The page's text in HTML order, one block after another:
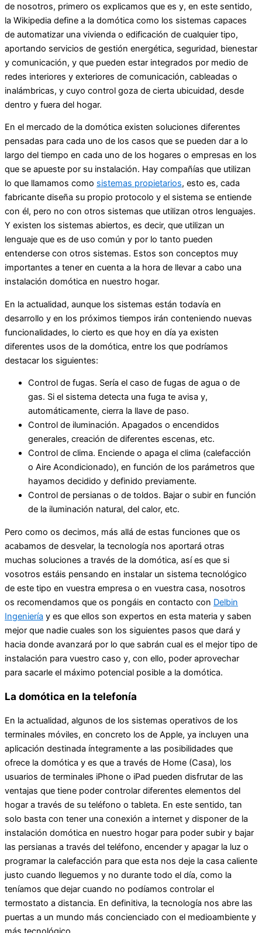
de nosotros, primero os explicamos que es y, en este sentido,
la Wikipedia define a la domótica como los sistemas capaces
de automatizar una vivienda o edificación de cualquier tipo,
aportando servicios de gestión energética, seguridad, bienestar
y comunicación, y que pueden estar integrados por medio de
redes interiores y exteriores de comunicación, cableadas o
inalámbricas, y cuyo control goza de cierta ubicuidad, desde
dentro y fuera del hogar.
En el mercado de la domótica existen soluciones diferentes
pensadas para cada uno de los casos que se pueden dar a lo
largo del tiempo en cada uno de los hogares o empresas en los
que se apueste por su instalación. Hay compañías que utilizan
lo que llamamos como sistemas propietarios, esto es, cada
fabricante diseña su propio protocolo y el sistema se entiende
con él, pero no con otros sistemas que utilizan otros lenguajes.
Y existen los sistemas abiertos, es decir, que utilizan un
lenguaje que es de uso común y por lo tanto pueden
entenderse con otros sistemas. Estos son conceptos muy
importantes a tener en cuenta a la hora de llevar a cabo una
instalación domótica en nuestro hogar.
En la actualidad, aunque los sistemas están todavía en
desarrollo y en los próximos tiempos irán conteniendo nuevas
funcionalidades, lo cierto es que hoy en día ya existen
diferentes usos de la domótica, entre los que podríamos
destacar los siguientes:
Control de fugas. Sería el caso de fugas de agua o de
gas. Si el sistema detecta una fuga te avisa y,
automáticamente, cierra la llave de paso.
Control de iluminación. Apagados o encendidos
generales, creación de diferentes escenas, etc.
Control de clima. Enciende o apaga el clima (calefacción
o Aire Acondicionado), en función de los parámetros que
hayamos decidido y definido previamente.
Control de persianas o de toldos. Bajar o subir en función
de la iluminación natural, del calor, etc.
Pero como os decimos, más allá de estas funciones que os
acabamos de desvelar, la tecnología nos aportará otras
muchas soluciones a través de la domótica, así es que si
vosotros estáis pensando en instalar un sistema tecnológico
de este tipo en vuestra empresa o en vuestra casa, nosotros
os recomendamos que os pongáis en contacto con Delbin
Ingeniería y es que ellos son expertos en esta materia y saben
mejor que nadie cuales son los siguientes pasos que dará y
hacia donde avanzará por lo que sabrán cual es el mejor tipo de
instalación para vuestro caso y, con ello, poder aprovechar
para sacarle el máximo potencial posible a la domótica.
La domótica en la telefonía
En la actualidad, algunos de los sistemas operativos de los
terminales móviles, en concreto los de Apple, ya incluyen una
aplicación destinada íntegramente a las posibilidades que
ofrece la domótica y es que a través de Home (Casa), los
usuarios de terminales iPhone o iPad pueden disfrutar de las
ventajas que tiene poder controlar diferentes elementos del
hogar a través de su teléfono o tableta. En este sentido, tan
solo basta con tener una conexión a internet y disponer de la
instalación domótica en nuestro hogar para poder subir y bajar
las persianas a través del teléfono, encender y apagar la luz o
programar la calefacción para que esta nos deje la casa caliente
justo cuando lleguemos y no durante todo el día, como la
teníamos que dejar cuando no podíamos controlar el
termostato a distancia. En definitiva, la tecnología nos abre las
puertas a un mundo más concienciado con el medioambiente y